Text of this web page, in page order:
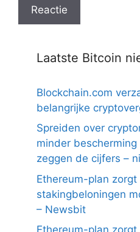
Laatste Bitcoin
Blockchain.com
belangrijke
Spreiden over
minder
zeggen de cijfers –
Ethereum-plan
stakingbeloningen
– Newsbit